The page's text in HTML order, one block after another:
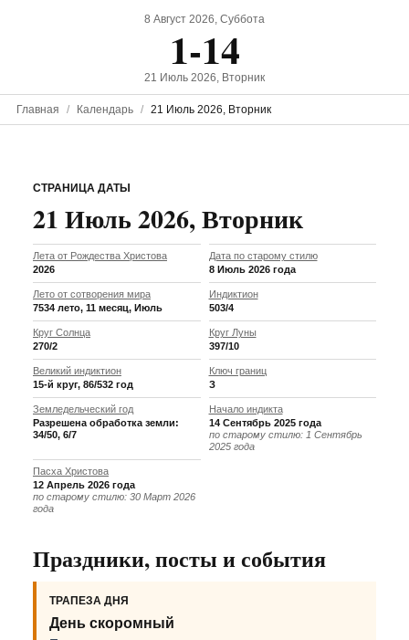
8 Август 2026, Суббота
1-14
21 Июль 2026, Вторник
Главная Календарь 21 Июль 2026, Вторник
СТРАНИЦА ДАТЫ
21 Июль 2026, Вторник
Лета от Рождества Христова
2026
Дата по старому стилю
8 Июль 2026 года
Лето от сотворения мира
7534 лето, 11 месяц, Июль
Индиктион
503/4
Круг Солнца
270/2
Круг Луны
397/10
Великий индиктион
15-й круг, 86/532 год
Ключ границ
З
Земледельческий год
Разрешена обработка земли:
34/50, 6/7
Начало индикта
14 Сентябрь 2025 года
по старому стилю: 1 Сентябрь
2025 года
Пасха Христова
12 Апрель 2026 года
по старому стилю: 30 Март 2026
года
Праздники, посты и события
ТРАПЕЗА ДНЯ
День скоромный